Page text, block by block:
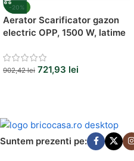
-20%
Aerator Scarificator gazon
electric OPP, 1500 W, latime
230-240v
902,42lei 721,93 lei
Suntem prezenti pe: